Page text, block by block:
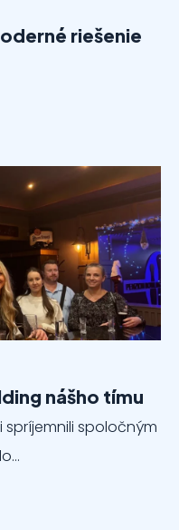
riešenie
nášho tímu
spoločným